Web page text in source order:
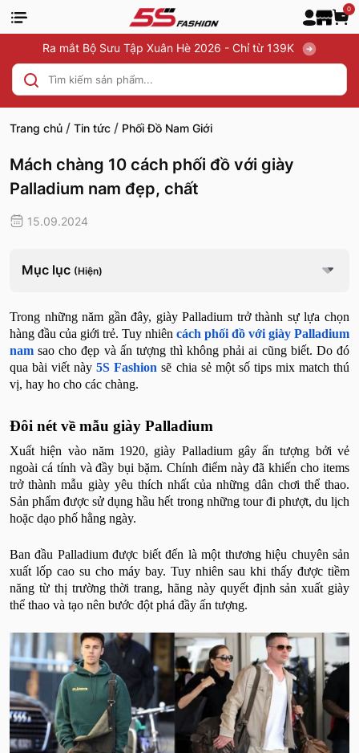
0
Ra mắt Bộ Sưu Tập Xuân Hè 2026 - Chỉ từ 139K
Trang chủ / Tin tức / Phối Đồ Nam Giới
Mách chàng 10 cách phối đồ với giày
Palladium nam đẹp, chất
15.09.2024
Mục lục (Hiện)
Trong những năm gần đây, giày Palladium trở thành sự lựa chọn
hàng đầu của giới trẻ. Tuy nhiên cách phối đồ với giày Palladium
nam sao cho đẹp và ấn tượng thì không phải ai cũng biết. Do đó
qua bài viết này5S Fashion sẽ chia sẻ một số tips mix match thú
vị, hay ho cho các chàng.
Đôi nét về mẫu giày Palladium
Xuất hiện vào năm 1920, giày Palladium gây ấn tượng bởi vẻ
ngoài cá tính và đầy bụi bặm. Chính điểm này đã khiến cho items
trở thành mẫu giày yêu thích nhất của những dân chơi thể thao.
Sản phẩm được sử dụng hầu hết trong những tour đi phượt, du lịch
hoặc dạo phố hằng ngày.
Ban đầu Palladium được biết đến là một thương hiệu chuyên sản
xuất lốp cao su cho máy bay. Tuy nhiên sau khi thấy được tiềm
năng từ thị trường thời trang, hãng này quyết định sản xuất giày
thể thao và tạo nên bước đột phá đầy ấn tượng.